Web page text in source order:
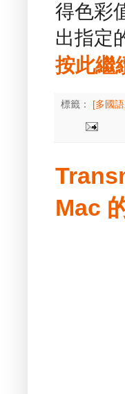
得色彩
出指定
按此繼
標籤： [多國
Mac